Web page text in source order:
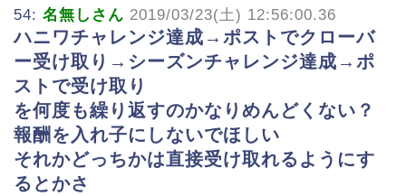
54: 名無しさん 2019/03/23(土) 12:56:00.36
ハニワチャレンジ達成→ポストでクローバ
ー受け取り→シーズンチャレンジ達成→ポ
ストで受け取り
を何度も繰り返すのかなりめんどくない？
報酬を入れ子にしないでほしい
それかどっちかは直接受け取れるようにす
るとかさ